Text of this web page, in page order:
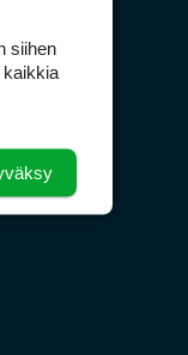
siihen
kaikkia